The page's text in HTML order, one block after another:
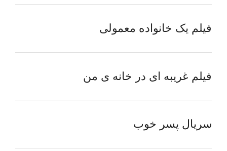
فیلم یک خانواده معمولی
فیلم غریبه ای در خانه ی من
سریال پسر خوب